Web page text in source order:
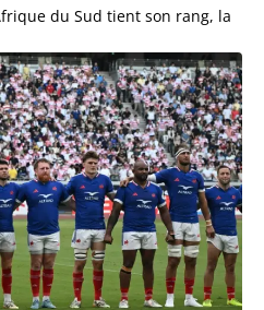
du Sud tient son rang, la